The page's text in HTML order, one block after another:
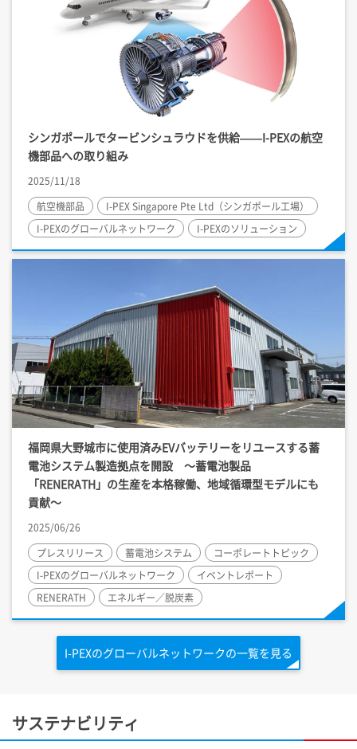
シンガポールでタービンシュラウドを供給——I-PEXの航空
機部品への取り組み
2025/11/18
航空機部品
I-PEXSingapore Pte Ltd（シンガポール工場）
I-PEXのグローバルネットワーク I-PEXのソリューション
福岡県大野城市に使用済みEVバッテリーをリユースする蓄
電池システム製造拠点を開設 ～蓄電池製品
「RENERATH」の生産を本格稼働、地域循環型モデルにも
貢献～
2025/06/26
プレスリリース
蓄電池システム
コーポレートトピック
I-PEXのグローバルネットワーク
イベントレポート
RENERATH
エネルギー／脱炭素
I-PEXのグローバルネットワークの一覧を見る
サステナビリティ